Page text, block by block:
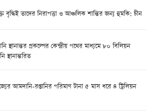
বৃদ্ধিই তাদের নিরাপত্তা ও আঞ্চলিক শান্তির জন্য হুমকি: চীন
স্থানান্তর প্রকল্পের কেন্দ্রীয় পথের মাধ্যমে ৮০ বিলিয়ন
স্থানান্তরিত
আমদানি-রপ্তানির পরিমাণ টানা ৫ মাস ধরে ৪ ট্রিলিয়ন